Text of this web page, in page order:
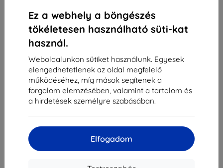
Ez a webhely a böngészés
tökéletesen használható süti-kat
használ.
Weboldalunkon sütiket használunk. Egyesek
elengedhetetlenek az oldal megfelelő
működéséhez, míg mások segítenek a
forgalom elemzésében, valamint a tartalom és
a hirdetések személyre szabásában.
Elfogadom
3mk SilverProtection+ védőfólia Honor 300 Ultra /
300 Pro-hoz
4 390 Ft
3 951 Ft